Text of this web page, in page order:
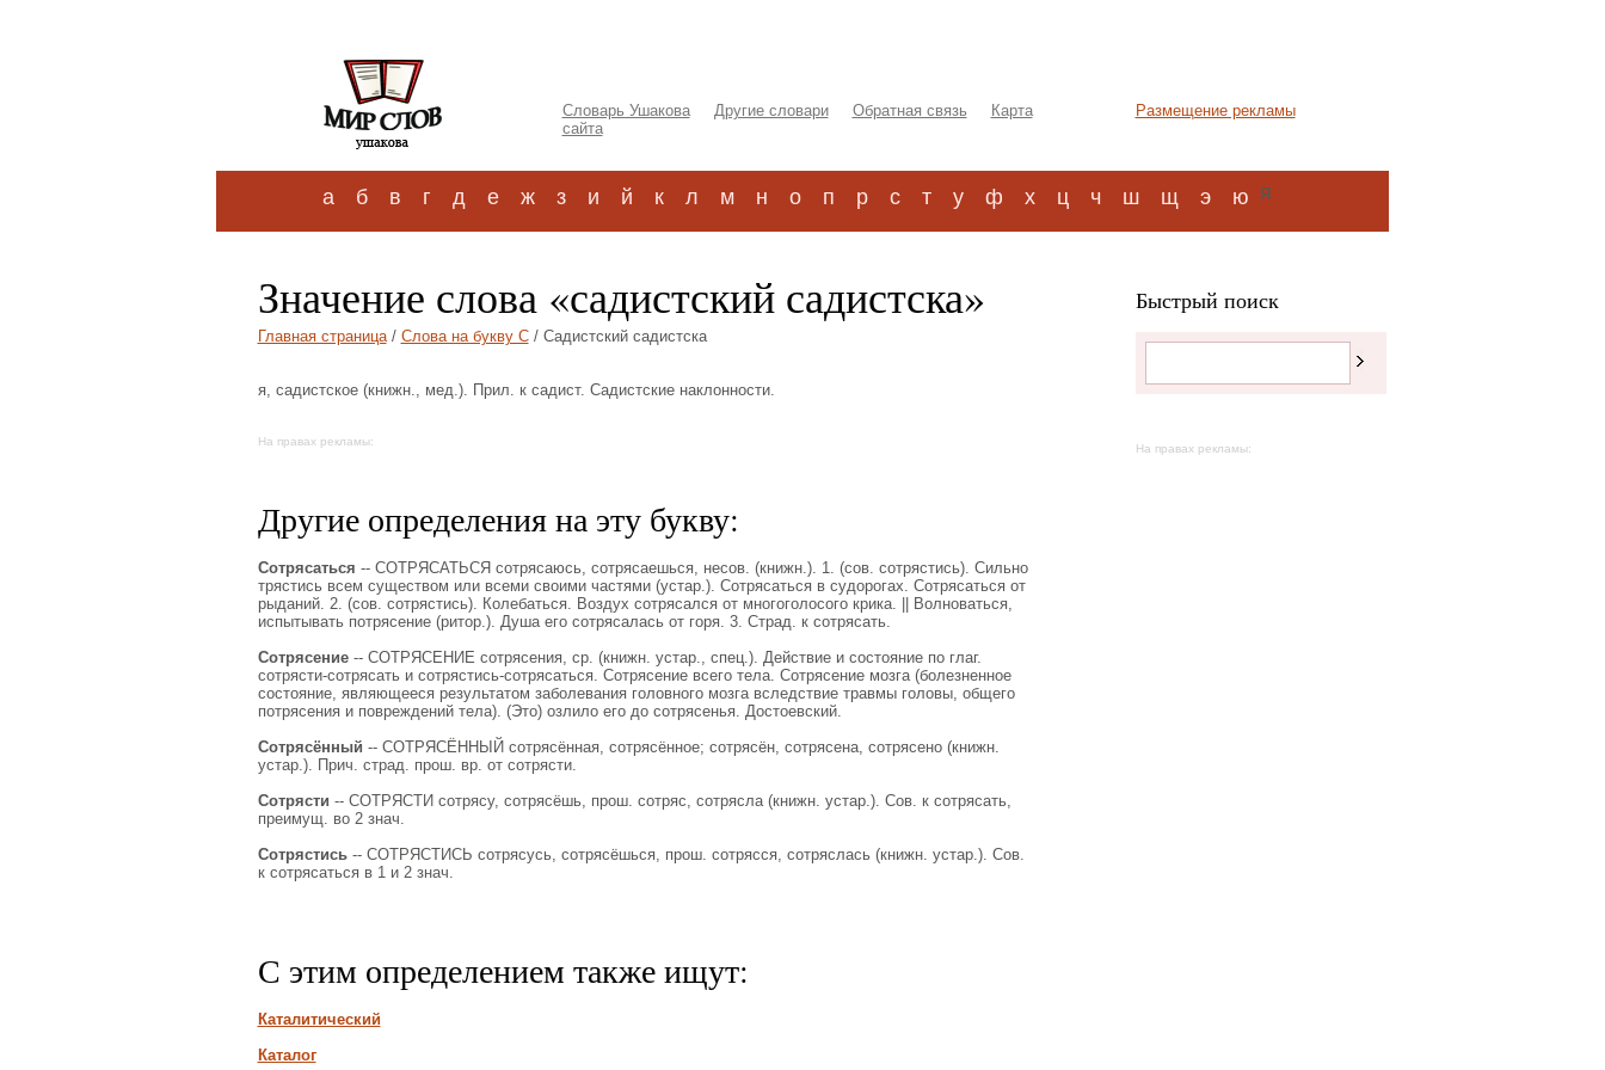
Словарь Ушакова Другие словари Обратная связь
Карта
сайта
Размещение рекламы
а б в г д е ж з и й к л м н о п р с т у ф х ц ч ш щ э ю я
Значение слова «садистский садистска»
Главная страница/ Слова на букву С/ Садистский садистска
я, садистское (книжн., мед.). Прил. к садист. Садистские наклонности.
На правах рекламы:
Другие определения на эту букву:
Сотрясаться -- СОТРЯСАТЬСЯ сотрясаюсь, сотрясаешься, несов. (книжн.). 1. (сов. сотрястись). Сильно
трястись всем существом или всеми своими частями (устар.). Сотрясаться в судорогах. Сотрясаться от
рыданий. 2. (сов. сотрястись). Колебаться. Воздух сотрясался от многоголосого крика. || Волноваться,
испытывать потрясение (ритор.). Душа его сотрясалась от горя. 3. Страд. к сотрясать.
Сотрясение-- СОТРЯСЕНИЕ сотрясения, ср. (книжн. устар., спец.). Действие и состояние по глаг.
сотрясти-сотрясать и сотрястись-сотрясаться. Сотрясение всего тела. Сотрясение мозга (болезненное
состояние, являющееся результатом заболевания головного мозга вследствие травмы головы, общего
потрясения и повреждений тела). (Это) озлило его до сотрясенья. Достоевский.
Сотрясённый -- СОТРЯСЁННЫЙ сотрясённая, сотрясённое; сотрясён, сотрясена, сотрясено (книжн.
устар.). Прич. страд. прош. вр. от сотрясти.
Сотрясти -- СОТРЯСТИ сотрясу, сотрясёшь, прош. сотряс, сотрясла (книжн. устар.). Сов. к сотрясать,
преимущ. во 2 знач.
Сотрястись-- СОТРЯСТИСЬ сотрясусь, сотрясёшься, прош. сотрясся, сотряслась (книжн. устар.). Сов.
к сотрясаться в 1 и 2 знач.
С этим определением также ищут:
Каталитический
Каталог
Быстрый поиск
На правах рекламы: